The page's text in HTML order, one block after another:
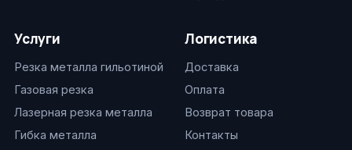
Услуги
Резка металла гильотиной
Газовая резка
Лазерная резка металла
Гибка металла
Логистика
Доставка
Оплата
Возврат товара
Контакты